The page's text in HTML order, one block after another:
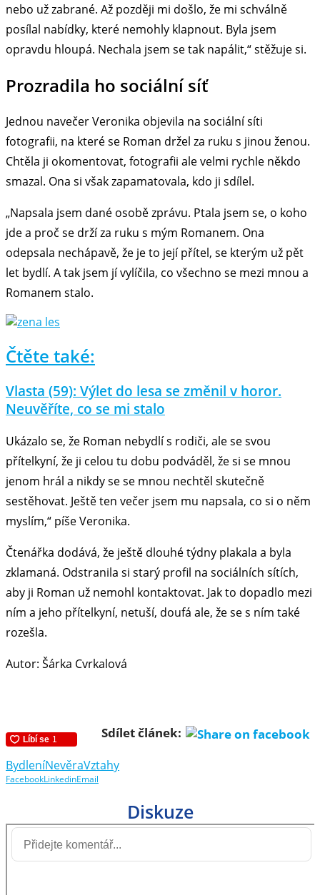
nebo už zabrané. Až později mi došlo, že mi schválně
posílal nabídky, které nemohly klapnout. Byla jsem
opravdu hloupá. Nechala jsem se tak napálit,“ stěžuje si.
Prozradila ho sociální síť
Jednou navečer Veronika objevila na sociální síti
fotografii, na které se Roman držel za ruku s jinou ženou.
Chtěla ji okomentovat, fotografii ale velmi rychle někdo
smazal. Ona si však zapamatovala, kdo ji sdílel.
„Napsala jsem dané osobě zprávu. Ptala jsem se, o koho
jde a proč se drží za ruku s mým Romanem. Ona
odepsala nechápavě, že je to její přítel, se kterým už pět
let bydlí. A tak jsem jí vylíčila, co všechno se mezi mnou a
Romanem stalo.
Čtěte také:
Vlasta (59): Výlet do lesa se změnil v horor.
Neuvěříte, co se mi stalo
Ukázalo se, že Roman nebydlí s rodiči, ale se svou
přítelkyní, že ji celou tu dobu podváděl, že si se mnou
jenom hrál a nikdy se se mnou nechtěl skutečně
sestěhovat. Ještě ten večer jsem mu napsala, co si o něm
myslím,“ píše Veronika.
Čtenářka dodává, že ještě dlouhé týdny plakala a byla
zklamaná. Odstranila si starý profil na sociálních sítích,
aby ji Roman už nemohl kontaktovat. Jak to dopadlo mezi
ním a jeho přítelkyní, netuší, doufá ale, že se s ním také
rozešla.
Autor: Šárka Cvrkalová
Sdílet článek:
BydleníNevěraVztahy
FacebookLinkedinEmail
Diskuze